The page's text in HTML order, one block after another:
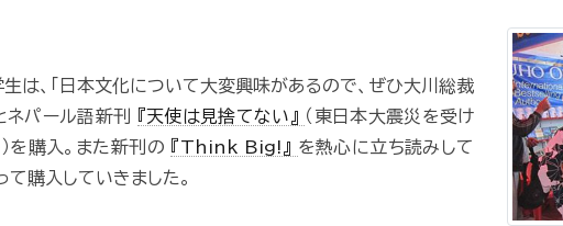
は、「日本文化について大変興味があるので、ぜひ大川総裁
ネパール語新刊
『天使は見捨てない』 （東日本大震災を受け
を購入。また新刊の
『Think Big!』 を熱心に立ち読みして
て購入していきました。